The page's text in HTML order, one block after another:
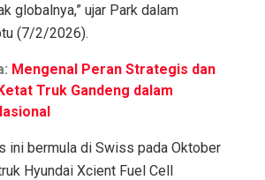
globalnya,” ujar Park dalam
(7/2/2026).
Mengenal Peran Strategis dan
Truk Gandeng dalam
ini bermula di Swiss pada Oktober
Hyundai Xcient Fuel Cell